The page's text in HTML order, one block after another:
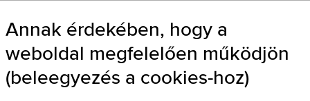
Stará Vajnorská 4
831 04 Bratislava
Szlovákia
Cégjegyzékszám: 48229270
EU-s közösségi adószám: SK2120122983
Annak érdekében, hogy a
weboldal megfelelően működjön
(beleegyezés a cookies-hoz)